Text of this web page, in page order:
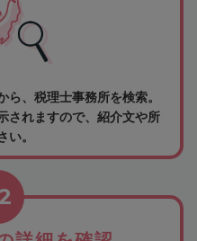
、税理士事務所を検索。
されますので、紹介文や所
い。